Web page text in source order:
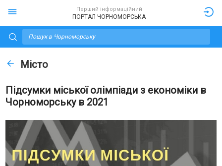
Перший інформаційний
ПОРТАЛ ЧОРНОМОРСЬКА
Місто
Підсумки міської олімпіади з економіки в
Чорноморську в 2021